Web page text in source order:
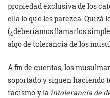
propiedad exclusiva de los
ella lo que les parezca. Quizá
(¿deberíamos llamarlos
algo de tolerancia de los
A fin de cuentas, los
soportado y siguen haciendo
racismo y laintolerancia de